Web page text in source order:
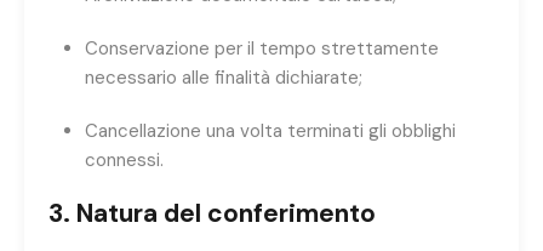
Conservazione per il tempo strettamente
necessario alle finalità dichiarate;
Cancellazione una volta terminati gli obblighi
connessi.
3. Natura del conferimento